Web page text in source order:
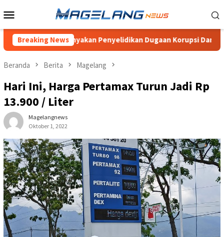
ke
Mobile
Breaking News
Pertanyakan Penyelidikan Dugaan Korupsi Dana Desa
Beranda Berita Magelang
Hari Ini, Harga Pertamax Turun Jadi Rp
13.900 / Liter
Magelangnews
Oktober 1, 2022